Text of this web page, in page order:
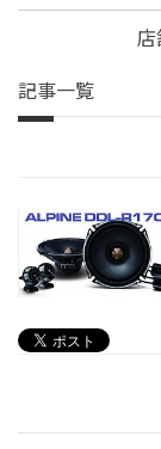
記事一覧